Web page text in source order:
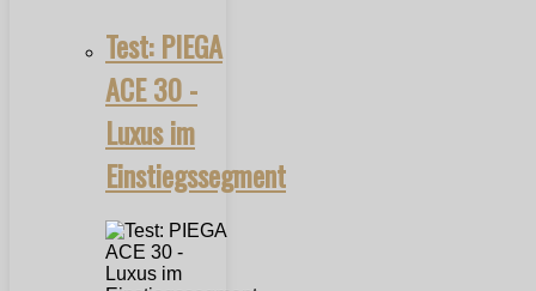
Test: PIEGA
ACE 30 -
Luxus im
Einstiegssegment